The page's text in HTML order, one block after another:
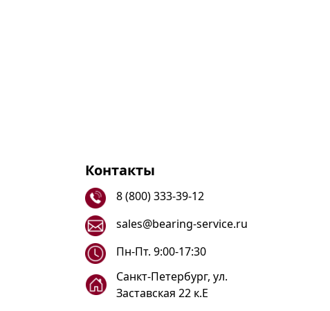
Контакты
8 (800) 333-39-12
sales@bearing-service.ru
Санкт-Петербург, ул.
Заставская 22 к.Е
Пн-Пт. 9:00-17:30